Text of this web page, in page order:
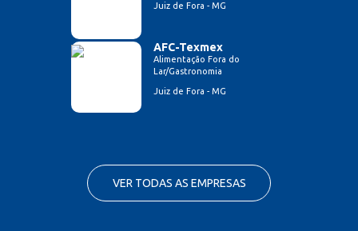
Juiz de Fora - MG
AFC-Texmex
Alimentação Fora do
Lar/Gastronomia
Juiz de Fora - MG
VER TODAS AS EMPRESAS